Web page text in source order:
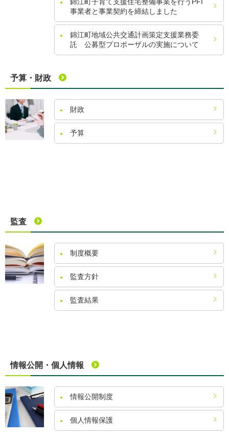
事業者と事業契約を締結しました
錦江町地域公共交通計画策定支援業務委
託 公募型プロポーザルの実施について
予算・財政
財政
予算
監査
制度概要
監査方針
監査結果
情報公開・個人情報
情報公開制度
個人情報保護